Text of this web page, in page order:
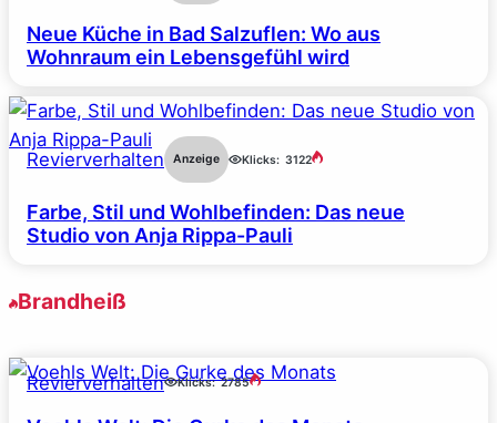
Neue Küche in Bad Salzuflen: Wo aus
Wohnraum ein Lebensgefühl wird
Revierverhalten Anzeige Klicks: 3122
Farbe, Stil und Wohlbefinden: Das neue
Studio von Anja Rippa-Pauli
Brandheiß
Revierverhalten Klicks: 2785